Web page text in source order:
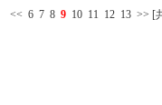
<< 6 7 8 9 10 11 12 13 >> [